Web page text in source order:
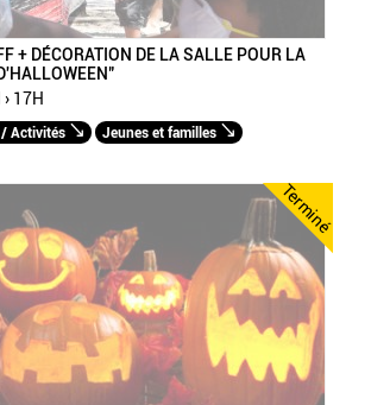
+ DÉCORATION DE LA SALLE POUR LA
17H
Activités Jeunes et familles
Terminé